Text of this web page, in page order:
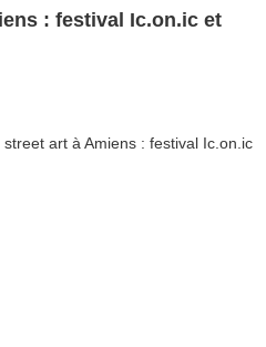
: festival Ic.on.ic et